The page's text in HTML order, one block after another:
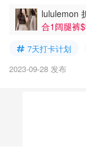
lululemon
合1阔腿裤
7天打卡计划
2023-09-28 发布